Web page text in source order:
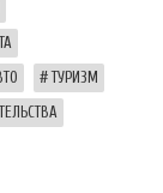
ТУРИЗМ